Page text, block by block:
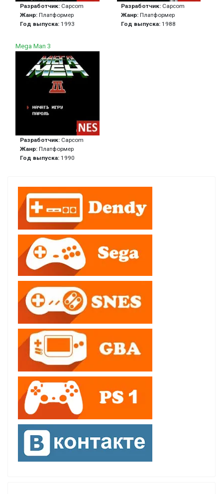
Разработчик: Capcom
Жанр: Платформер
Год выпуска: 1993
Разработчик: Capcom
Жанр:Платформер
Год выпуска:1988
Mega Man 3
Разработчик: Capcom
Жанр: Платформер
Год выпуска: 1990